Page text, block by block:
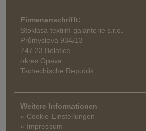
Firmenanschrifft:
Stoklasa textilní galanterie s.r.o.
Průmyslová 934/13
747 23 Bolatice
okres Opava
Tschechische Republik
Weitere Informationen
» Cookie-Einstellungen
» Impressum